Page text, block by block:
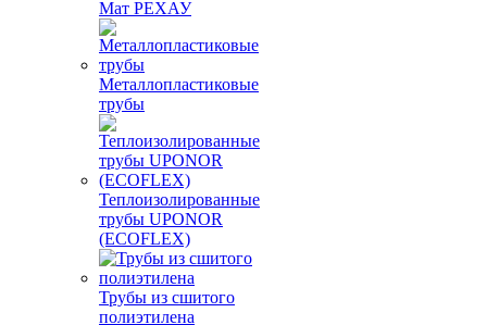
Мат РЕХАУ
Металлопластиковые
трубы
Теплоизолированные
трубы UPONOR
(ECOFLEX)
Трубы из сшитого
полиэтилена